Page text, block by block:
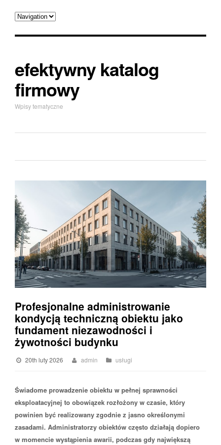
efektywny katalog
firmowy
Wpisy tematyczne
Profesjonalne administrowanie
kondycją techniczną obiektu jako
fundament niezawodności i
żywotności budynku
20th luty 2026 admin usługi
Świadome prowadzenie obiektu w pełnej sprawności
eksploatacyjnej to obowiązek rozłożony w czasie, który
powinien być realizowany zgodnie z jasno określonymi
zasadami. Administratorzy obiektów często działają dopiero
w momencie wystąpienia awarii, podczas gdy największą